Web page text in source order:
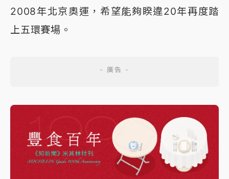
2008年北京奧運，希望能夠睽違20年再度踏
上五環賽場。